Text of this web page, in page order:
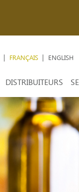
FRANÇAIS ENGLISH
DISTRIBUITEURS